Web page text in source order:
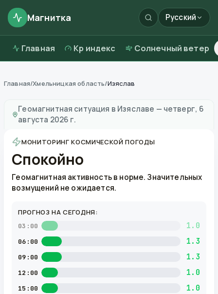
Магнитка Русский
Главная Kp индекс Солнечный ветер
Главная/Хмельницкая область/Изяслав
Геомагнитная ситуация в Изяславе — четверг, 6
августа 2026 г.
МОНИТОРИНГ КОСМИЧЕСКОЙ ПОГОДЫ
Спокойно
Геомагнитная активность в норме. Значительных
возмущений не ожидается.
ПРОГНОЗ НА СЕГОДНЯ:
03:00 1.0
06:00 1.3
09:00 1.3
12:00 1.0
15:00 1.0